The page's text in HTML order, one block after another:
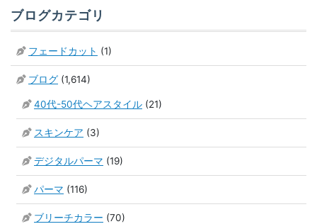
ブログカテゴリ
フェードカット (1)
ブログ (1,614)
40代-50代ヘアスタイル (21)
スキンケア (3)
デジタルパーマ (19)
パーマ (116)
ブリーチカラー (70)